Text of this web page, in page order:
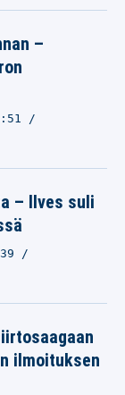
–
– Ilves suli
ilmoituksen